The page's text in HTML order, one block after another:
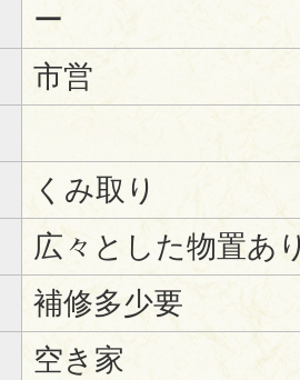
ー
市営
くみ取り
広々とした物置あ
補修多少要
空き家